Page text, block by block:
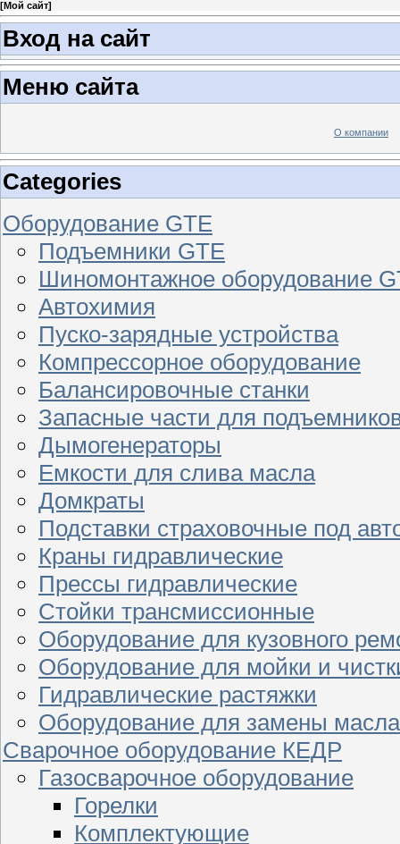
[Мой сайт]
Вход на сайт
Меню сайта
О компании
Categories
Оборудование GTE
Подъемники GTE
Шиномонтажное оборудование
Автохимия
Пуско-зарядные устройства
Компрессорное оборудование
Балансировочные станки
Запасные части для
Дымогенераторы
Емкости для слива масла
Домкраты
Подставки страховочные под
Краны гидравлические
Прессы гидравлические
Стойки трансмиссионные
Оборудование для кузовного
Оборудование для мойки и
Гидравлические растяжки
Оборудование для замены масла
Сварочное оборудование КЕДР
Газосварочное оборудование
Горелки
Комплектующие